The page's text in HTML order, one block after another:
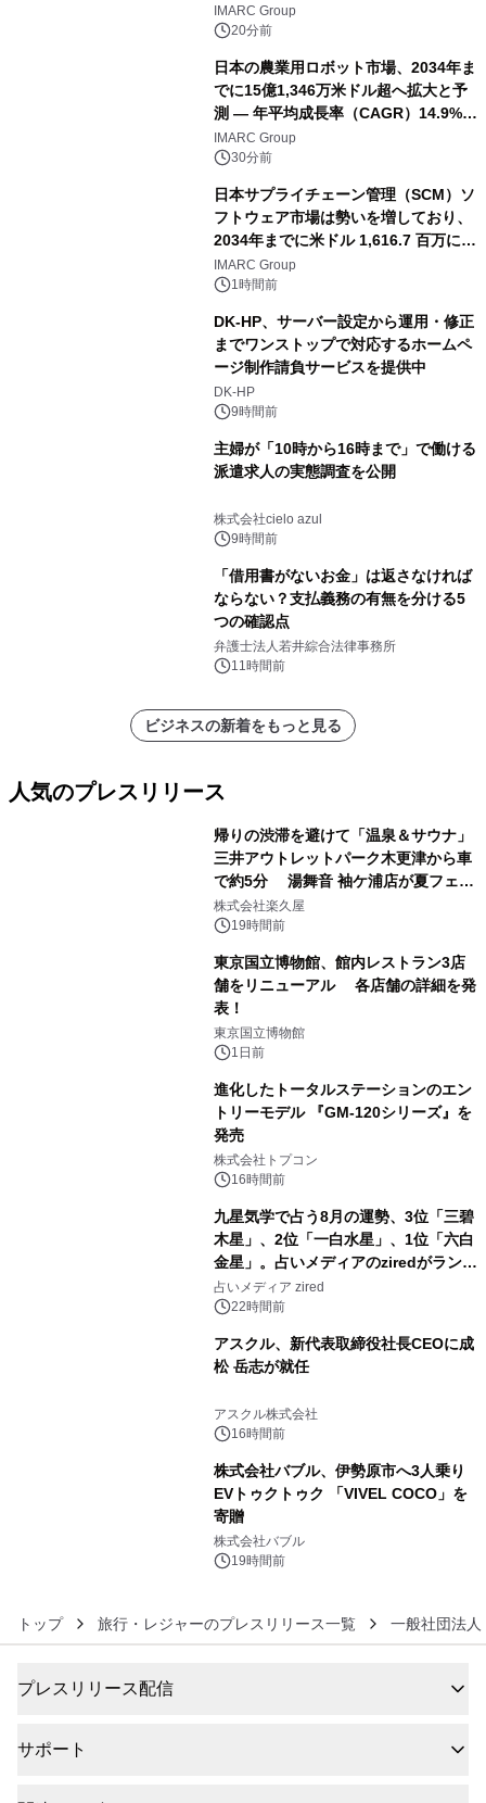
IMARC Group
20分前
日本の農業用ロボット市場、2034年ま
でに15億1,346万米ドル超へ拡大と予
測 ― 年平均成長率（CAGR）14.9%を
記録
IMARC Group
30分前
日本サプライチェーン管理（SCM）ソ
フトウェア市場は勢いを増しており、
2034年までに米ドル 1,616.7 百万に達
し、CAGR 3.42%で成長すると予測
IMARC Group
1時間前
DK-HP、サーバー設定から運用・修正
までワンストップで対応するホームペ
ージ制作請負サービスを提供中
DK-HP
9時間前
主婦が「10時から16時まで」で働ける
派遣求人の実態調査を公開
株式会社cielo azul
9時間前
「借用書がないお金」は返さなければ
ならない？支払義務の有無を分ける5
つの確認点
弁護士法人若井綜合法律事務所
11時間前
ビジネスの新着をもっと見る
人気のプレスリリース
帰りの渋滞を避けて「温泉＆サウナ」
三井アウトレットパーク木更津から車
で約5分 湯舞音 袖ケ浦店が夏フェア
メニューを提供
株式会社楽久屋
19時間前
東京国立博物館、館内レストラン3店
舗をリニューアル 各店舗の詳細を発
表！
東京国立博物館
1日前
進化したトータルステーションのエン
トリーモデル 『GM-120シリーズ』を
発売
株式会社トプコン
16時間前
九星気学で占う8月の運勢、3位「三碧
木星」、2位「一白水星」、1位「六白
金星」。占いメディアのziredがランキ
ングを発表
占いメディア zired
22時間前
アスクル、新代表取締役社長CEOに成
松 岳志が就任
アスクル株式会社
16時間前
株式会社バブル、伊勢原市へ3人乗り
EVトゥクトゥク 「VIVEL COCO」を
寄贈
株式会社バブル
19時間前
トップ 旅行・レジャーのプレスリリース一覧 一般社団法
プレスリリース配信
サポート